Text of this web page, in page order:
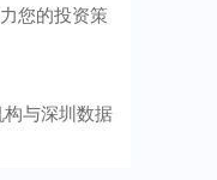
您的投资策
与深圳数据